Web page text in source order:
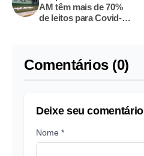
AM têm mais de 70%
de leitos para Covid-19
Comentários (0)
Deixe seu comentário
Nome *